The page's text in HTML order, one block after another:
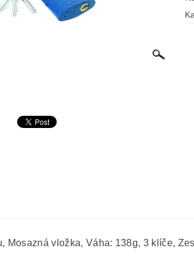
Mosazná vložka, Váha: 138g, 3 klíče,